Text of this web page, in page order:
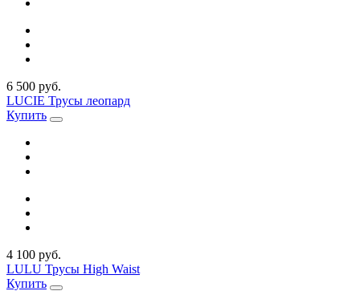
6 500 руб.
LUCIE Трусы леопард
Купить
4 100 руб.
LULU Трусы High Waist
Купить